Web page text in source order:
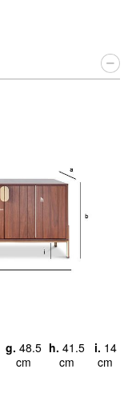
g. 48.5
cm
h. 41.5
cm
i. 14
cm